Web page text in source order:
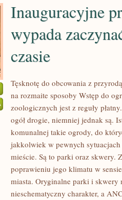
OGRODZIE
WYPADA
ZACZYNAĆ
ODPOWIEDNIM
Inauguracyjne
wypada
czasie
Tęsknotę do obcowania z
na rozmaite sposoby Wstęp do
zoologicznych jest z reguły
ogół drogie, niemniej jednak są.
komunalnej takie ogrody, do
jakkolwiek w pewnych
mieście. Są to parki oraz skwery.
poprawieniu jego klimatu w
miasta. Oryginalne parki i skwery
nieschematyczny charakter, a